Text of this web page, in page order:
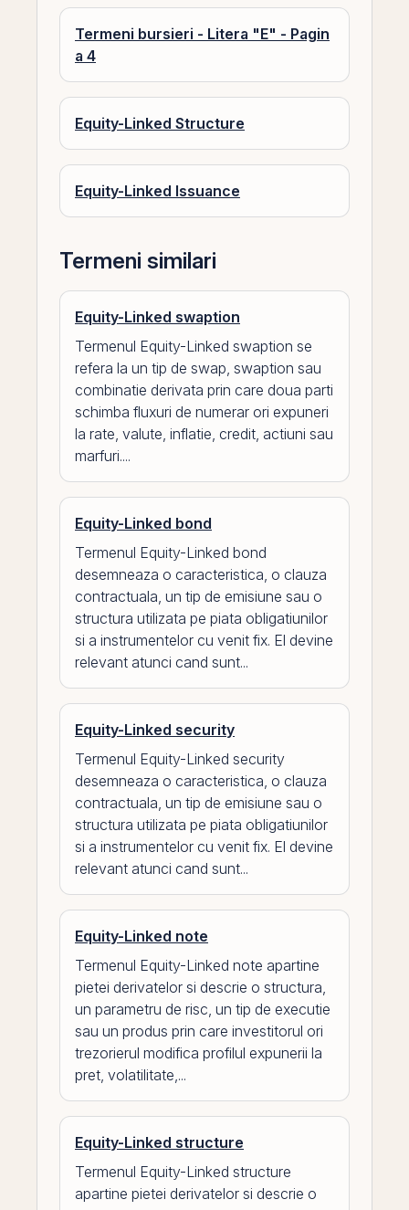
Termeni bursieri - Litera "E" - Pagin
a 4
Equity-Linked Structure
Equity-Linked Issuance
Termeni similari
Equity-Linked swaption
Termenul Equity-Linked swaption se
refera la un tip de swap, swaption sau
combinatie derivata prin care doua parti
schimba fluxuri de numerar ori expuneri
la rate, valute, inflatie, credit, actiuni sau
marfuri....
Equity-Linked bond
Termenul Equity-Linked bond
desemneaza o caracteristica, o clauza
contractuala, un tip de emisiune sau o
structura utilizata pe piata obligatiunilor
si a instrumentelor cu venit fix. El devine
relevant atunci cand sunt...
Equity-Linked security
Termenul Equity-Linked security
desemneaza o caracteristica, o clauza
contractuala, un tip de emisiune sau o
structura utilizata pe piata obligatiunilor
si a instrumentelor cu venit fix. El devine
relevant atunci cand sunt...
Equity-Linked note
Termenul Equity-Linked note apartine
pietei derivatelor si descrie o structura,
un parametru de risc, un tip de executie
sau un produs prin care investitorul ori
trezorierul modifica profilul expunerii la
pret, volatilitate,...
Equity-Linked structure
Termenul Equity-Linked structure
apartine pietei derivatelor si descrie o